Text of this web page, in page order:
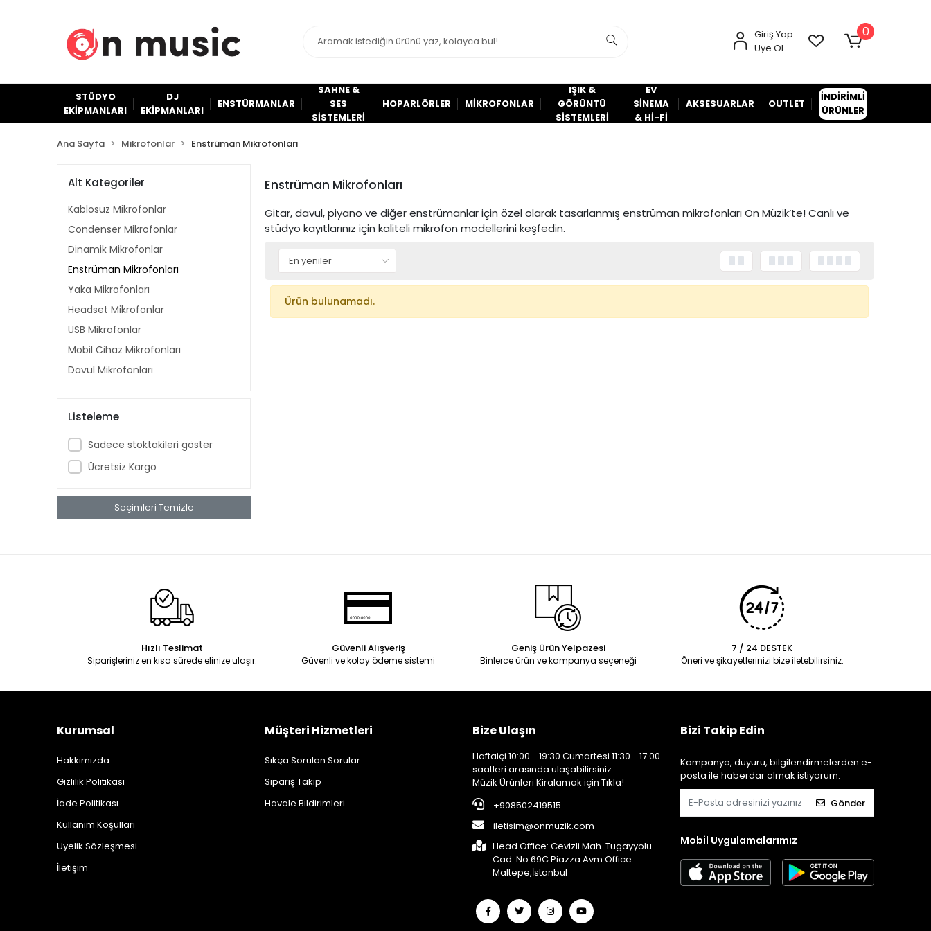
Giriş Yap
Üye Ol
0
STÜDYO
EKİPMANLARI
DJ
EKİPMANLARI
ENSTÜRMANLAR
SAHNE &
SES
SİSTEMLERİ
HOPARLÖRLER MİKROFONLAR
IŞIK &
GÖRÜNTÜ
SİSTEMLERİ
EV
SİNEMA
& Hİ-Fİ
AKSESUARLAR OUTLET
İNDİRİMLİ
ÜRÜNLER
Ana Sayfa Mikrofonlar Enstrüman Mikrofonları
Alt Kategoriler
Kablosuz Mikrofonlar
Condenser Mikrofonlar
Dinamik Mikrofonlar
Enstrüman Mikrofonları
Yaka Mikrofonları
Headset Mikrofonlar
USB Mikrofonlar
Mobil Cihaz Mikrofonları
Davul Mikrofonları
Listeleme
Sadece stoktakileri göster
Ücretsiz Kargo
Seçimleri Temizle
Enstrüman Mikrofonları
Gitar, davul, piyano ve diğer enstrümanlar için özel olarak tasarlanmış enstrüman mikrofonları On Müzik’te! Canlı ve
stüdyo kayıtlarınız için kaliteli mikrofon modellerini keşfedin.
Ürün bulunamadı.
Hızlı Teslimat
Siparişleriniz en kısa sürede elinize ulaşır.
Güvenli Alışveriş
Güvenli ve kolay ödeme sistemi
Geniş Ürün Yelpazesi
Binlerce ürün ve kampanya seçeneği
7 / 24 DESTEK
Öneri ve şikayetlerinizi bize iletebilirsiniz.
Kurumsal
Hakkımızda
Gizlilik Politikası
İade Politikası
Kullanım Koşulları
Üyelik Sözleşmesi
İletişim
Müşteri Hizmetleri
Sıkça Sorulan Sorular
Sipariş Takip
Havale Bildirimleri
Bize Ulaşın
Haftaiçi 10:00 - 19:30 Cumartesi 11:30 - 17:00
saatleri arasında ulaşabilirsiniz.
Müzik Ürünleri Kiralamak için Tıkla!
+908502419515
iletisim@onmuzik.com
Head Office: Cevizli Mah. Tugayyolu
Cad. No:69C Piazza Avm Office
Maltepe,İstanbul
Bizi Takip Edin
Kampanya, duyuru, bilgilendirmelerden e-
posta ile haberdar olmak istiyorum.
Gönder
Mobil Uygulamalarımız